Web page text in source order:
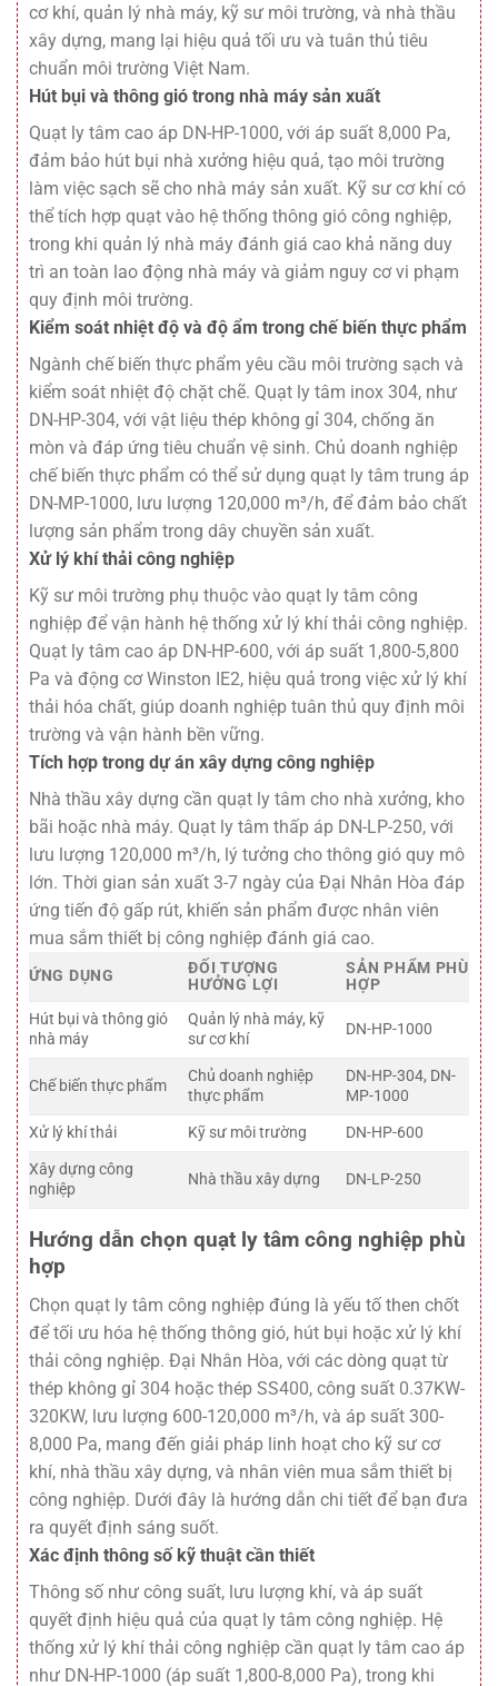
cơ khí, quản lý nhà máy, kỹ sư môi trường, và nhà thầu
xây dựng, mang lại hiệu quả tối ưu và tuân thủ tiêu
chuẩn môi trường Việt Nam.
Hút bụi và thông gió trong nhà máy sản xuất
Quạt ly tâm cao áp DN-HP-1000, với áp suất 8,000 Pa,
đảm bảo hút bụi nhà xưởng hiệu quả, tạo môi trường
làm việc sạch sẽ cho nhà máy sản xuất. Kỹ sư cơ khí có
thể tích hợp quạt vào hệ thống thông gió công nghiệp,
trong khi quản lý nhà máy đánh giá cao khả năng duy
trì an toàn lao động nhà máy và giảm nguy cơ vi phạm
quy định môi trường.
Kiểm soát nhiệt độ và độ ẩm trong chế biến thực phẩm
Ngành chế biến thực phẩm yêu cầu môi trường sạch và
kiểm soát nhiệt độ chặt chẽ. Quạt ly tâm inox 304, như
DN-HP-304, với vật liệu thép không gỉ 304, chống ăn
mòn và đáp ứng tiêu chuẩn vệ sinh. Chủ doanh nghiệp
chế biến thực phẩm có thể sử dụng quạt ly tâm trung áp
DN-MP-1000, lưu lượng 120,000 m³/h, để đảm bảo chất
lượng sản phẩm trong dây chuyền sản xuất.
Xử lý khí thải công nghiệp
Kỹ sư môi trường phụ thuộc vào quạt ly tâm công
nghiệp để vận hành hệ thống xử lý khí thải công nghiệp.
Quạt ly tâm cao áp DN-HP-600, với áp suất 1,800-5,800
Pa và động cơ Winston IE2, hiệu quả trong việc xử lý khí
thải hóa chất, giúp doanh nghiệp tuân thủ quy định môi
trường và vận hành bền vững.
Tích hợp trong dự án xây dựng công nghiệp
Nhà thầu xây dựng cần quạt ly tâm cho nhà xưởng, kho
bãi hoặc nhà máy. Quạt ly tâm thấp áp DN-LP-250, với
lưu lượng 120,000 m³/h, lý tưởng cho thông gió quy mô
lớn. Thời gian sản xuất 3-7 ngày của Đại Nhân Hòa đáp
ứng tiến độ gấp rút, khiến sản phẩm được nhân viên
mua sắm thiết bị công nghiệp đánh giá cao.
ỨNG DỤNG
ĐỐI TƯỢNG
HƯỞNG LỢI
SẢN PHẨM PHÙ
HỢP
Hút bụi và thông gió
nhà máy
Quản lý nhà máy, kỹ
sư cơ khí
DN-HP-1000
Chế biến thực phẩm
Chủ doanh nghiệp
thực phẩm
DN-HP-304, DN-
MP-1000
Xử lý khí thải
Kỹ sư môi trường
DN-HP-600
Xây dựng công
nghiệp
Nhà thầu xây dựng DN-LP-250
Hướng dẫn chọn quạt ly tâm công nghiệp phù
hợp
Chọn quạt ly tâm công nghiệp đúng là yếu tố then chốt
để tối ưu hóa hệ thống thông gió, hút bụi hoặc xử lý khí
thải công nghiệp. Đại Nhân Hòa, với các dòng quạt từ
thép không gỉ 304 hoặc thép SS400, công suất 0.37KW-
320KW, lưu lượng 600-120,000 m³/h, và áp suất 300-
8,000 Pa, mang đến giải pháp linh hoạt cho kỹ sư cơ
khí, nhà thầu xây dựng, và nhân viên mua sắm thiết bị
công nghiệp. Dưới đây là hướng dẫn chi tiết để bạn đưa
ra quyết định sáng suốt.
Xác định thông số kỹ thuật cần thiết
Thông số như công suất, lưu lượng khí, và áp suất
quyết định hiệu quả của quạt ly tâm công nghiệp. Hệ
thống xử lý khí thải công nghiệp cần quạt ly tâm cao áp
như DN-HP-1000 (áp suất 1,800-8,000 Pa), trong khi